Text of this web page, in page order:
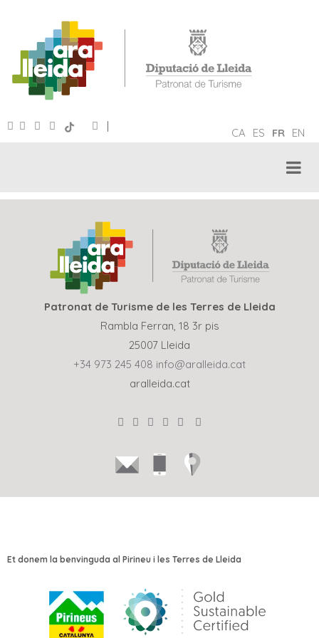
CA ES FR EN
|
Patronat de Turisme de les Terres de Lleida
Rambla Ferran, 18 3r pis
25007 Lleida
+34 973 245 408 info@aralleida.cat
aralleida.cat
Et donem la benvinguda al Pirineu i les Terres de Lleida